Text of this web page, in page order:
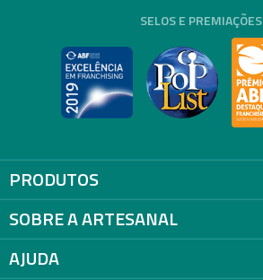
PRODUTOS
SOBRE A ARTESANAL
AJUDA
SELOS E PREMIAÇÕES